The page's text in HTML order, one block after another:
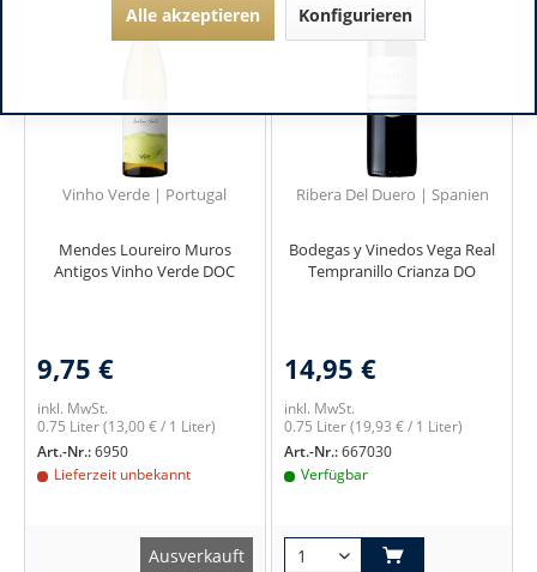
Vinho Verde | Portugal
Mendes Loureiro Muros
Antigos Vinho Verde DOC
9,75 €
inkl. MwSt.
0.75 Liter(13,00 € / 1 Liter)
Art.-Nr.:6950
Lieferzeit unbekannt
Ausverkauft
Ribera Del Duero | Spanien
Bodegas y Vinedos Vega Real
Tempranillo Crianza DO
14,95 €
inkl. MwSt.
0.75 Liter(19,93 € / 1 Liter)
Art.-Nr.:667030
Verfügbar
Alle akzeptieren Konfigurieren